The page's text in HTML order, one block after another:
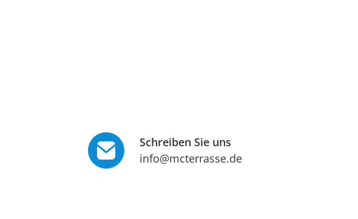
Schreiben Sie uns
info@mcterrasse.de